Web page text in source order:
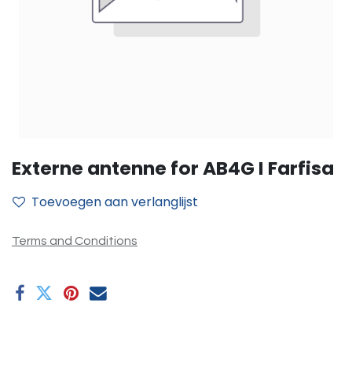
Externe antenne for AB4G I Farfisa
Toevoegen aan verlanglijst
Terms and Conditions